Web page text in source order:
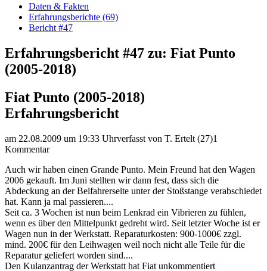
Daten & Fakten
Erfahrungsberichte (69)
Bericht #47
Erfahrungsbericht #47 zu: Fiat Punto
(2005-2018)
Fiat Punto (2005-2018)
Erfahrungsbericht
am 22.08.2009 um 19:33 Uhrverfasst von T. Ertelt (27)1
Kommentar
Auch wir haben einen Grande Punto. Mein Freund hat den Wagen
2006 gekauft. Im Juni stellten wir dann fest, dass sich die
Abdeckung an der Beifahrerseite unter der Stoßstange verabschiedet
hat. Kann ja mal passieren....
Seit ca. 3 Wochen ist nun beim Lenkrad ein Vibrieren zu fühlen,
wenn es über den Mittelpunkt gedreht wird. Seit letzter Woche ist er
Wagen nun in der Werkstatt. Reparaturkosten: 900-1000€ zzgl.
mind. 200€ für den Leihwagen weil noch nicht alle Teile für die
Reparatur geliefert worden sind....
Den Kulanzantrag der Werkstatt hat Fiat unkommentiert